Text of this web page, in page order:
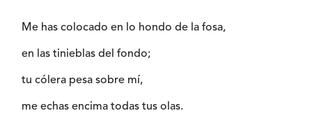
Me has colocado en lo hondo de la fosa,
en las tinieblas del fondo;
tu cólera pesa sobre mí,
me echas encima todas tus olas.